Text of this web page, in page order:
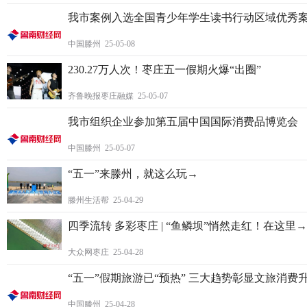
我市案例入选全国青少年学生读书行动区域优秀
中国滕州 25-05-08
230.27万人次！枣庄五一假期火爆“出圈”
齐鲁晚报枣庄融媒 25-05-07
我市组织企业参加第五届中国国际消费品博览会
中国滕州 25-05-07
“五一”来滕州，就这么玩→
滕州生活帮 25-04-29
四季流转 多彩枣庄 | “鱼鳞坝”悄然走红！在这里→
大众网枣庄 25-04-28
“五一”假期旅游已“预热” 三大趋势彰显文旅消费
中国滕州 25-04-28